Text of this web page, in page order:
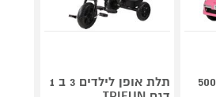
בימבה דגם פיאט 500
תלת אופן לילדים 3 ב 1